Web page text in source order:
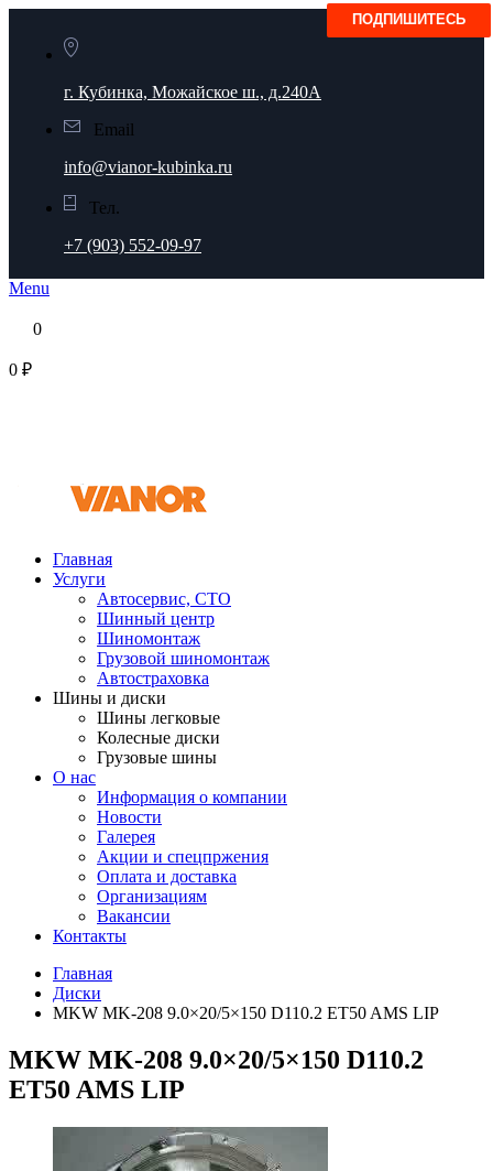
г. Кубинка, Можайское ш., д.240А
Email
info@vianor-kubinka.ru
Тел.
+7 (903) 552-09-97
Menu
0
0 ₽
Главная
Услуги
Автосервис, СТО
Шинный центр
Шиномонтаж
Грузовой шиномонтаж
Автостраховка
Шины и диски
Шины легковые
Колесные диски
Грузовые шины
О нас
Информация о компании
Новости
Галерея
Акции и спецпржения
Оплата и доставка
Организациям
Вакансии
Контакты
Главная
Диски
MKW MK-208 9.0×20/5×150 D110.2 ET50 AMS LIP
MKW MK-208 9.0×20/5×150 D110.2
ET50 AMS LIP